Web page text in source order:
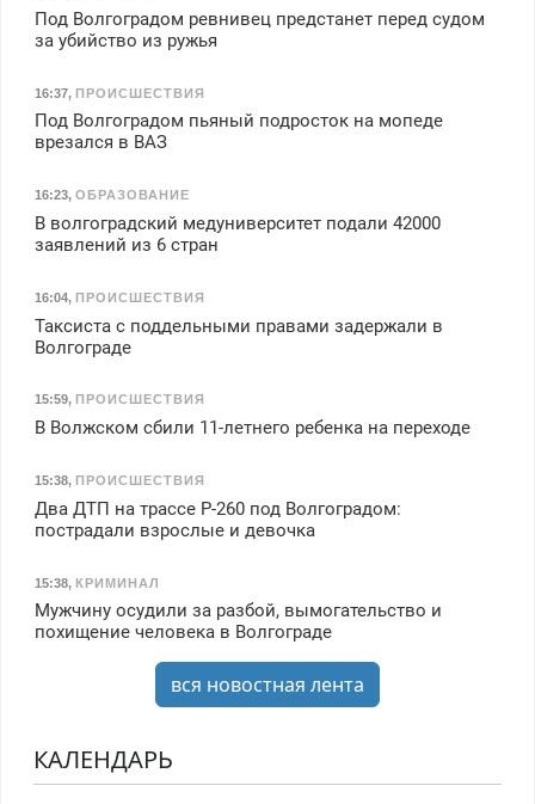
Под Волгоградом ревнивец предстанет перед судом
за убийство из ружья
16:37, ПРОИСШЕСТВИЯ
Под Волгоградом пьяный подросток на мопеде
врезался в ВАЗ
16:23, ОБРАЗОВАНИЕ
В волгоградский медуниверситет подали 42000
заявлений из 6 стран
16:04, ПРОИСШЕСТВИЯ
Таксиста с поддельными правами задержали в
Волгограде
15:59, ПРОИСШЕСТВИЯ
В Волжском сбили 11-летнего ребенка на переходе
15:38, ПРОИСШЕСТВИЯ
Два ДТП на трассе Р-260 под Волгоградом:
пострадали взрослые и девочка
15:38, КРИМИНАЛ
Мужчину осудили за разбой, вымогательство и
похищение человека в Волгограде
вся новостная лента
КАЛЕНДАРЬ